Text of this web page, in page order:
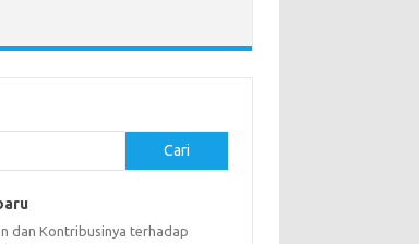
Cari
dan Kontribusinya terhadap